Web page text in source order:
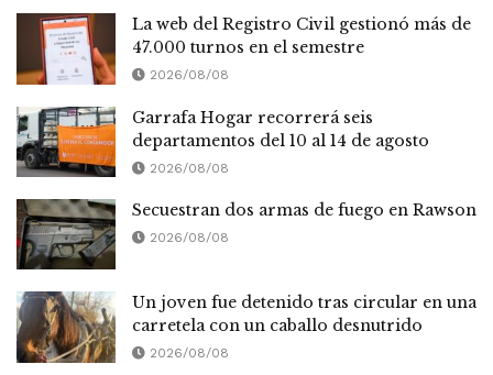
La web del Registro Civil gestionó más de
47.000 turnos en el semestre
2026/08/08
Garrafa Hogar recorrerá seis
departamentos del 10 al 14 de agosto
2026/08/08
Secuestran dos armas de fuego en Rawson
2026/08/08
Un joven fue detenido tras circular en una
carretela con un caballo desnutrido
2026/08/08